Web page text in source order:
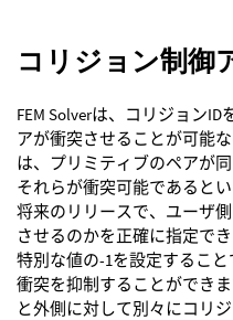
コリジョン制御
FEM Solverは、コリジョン
アが衝突させることが可能
は、プリミティブのペアが
それらが衝突可能であると
将来のリリースで、ユーザ
させるのかを正確に指定で
特別な値の-1を設定するこ
衝突を抑制することができ
と外側に対して別々にコリ